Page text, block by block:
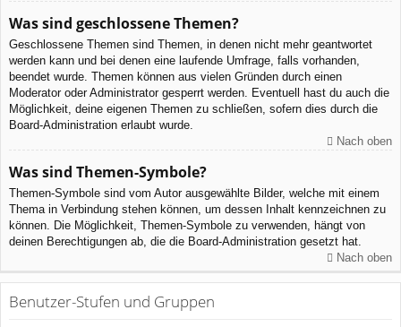
Was sind geschlossene Themen?
Geschlossene Themen sind Themen, in denen nicht mehr geantwortet
werden kann und bei denen eine laufende Umfrage, falls vorhanden,
beendet wurde. Themen können aus vielen Gründen durch einen
Moderator oder Administrator gesperrt werden. Eventuell hast du auch die
Möglichkeit, deine eigenen Themen zu schließen, sofern dies durch die
Board-Administration erlaubt wurde.
Nach oben
Was sind Themen-Symbole?
Themen-Symbole sind vom Autor ausgewählte Bilder, welche mit einem
Thema in Verbindung stehen können, um dessen Inhalt kennzeichnen zu
können. Die Möglichkeit, Themen-Symbole zu verwenden, hängt von
deinen Berechtigungen ab, die die Board-Administration gesetzt hat.
Nach oben
Benutzer-Stufen und Gruppen